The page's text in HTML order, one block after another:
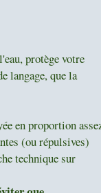
protège votre
langage, que la
en proportion
(ou répulsives)
techniquesur